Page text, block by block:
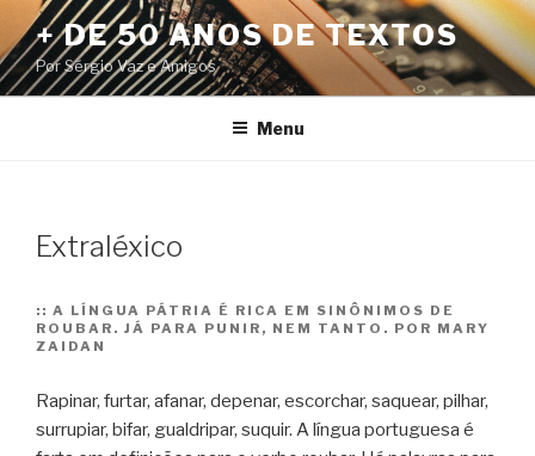
Pular
para
o
conteúdo
+ DE 50 ANOS DE TEXTOS
Por Sérgio Vaz e Amigos
Menu
Extraléxico
:: A LÍNGUA PÁTRIA É RICA EM SINÔNIMOS DE
ROUBAR. JÁ PARA PUNIR, NEM TANTO. POR MARY
ZAIDAN
Rapinar, furtar, afanar, depenar, escorchar, saquear, pilhar,
surrupiar, bifar, gualdripar, suquir. A língua portuguesa é